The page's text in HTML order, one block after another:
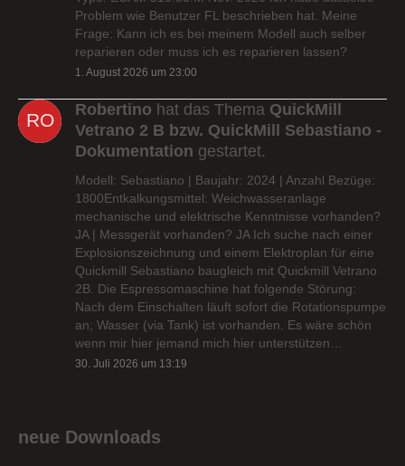
Problem wie Benutzer FL beschrieben hat. Meine
Frage: Kann ich es bei meinem Modell auch selber
reparieren oder muss ich es reparieren lassen?
1. August 2026 um 23:00
Robertino hat das Thema QuickMill
Vetrano 2 B bzw. QuickMill Sebastiano -
Dokumentation gestartet.
Modell: Sebastiano | Baujahr: 2024 | Anzahl Bezüge:
1800Entkalkungsmittel: Weichwasseranlage
mechanische und elektrische Kenntnisse vorhanden?
JA | Messgerät vorhanden? JA Ich suche nach einer
Explosionszeichnung und einem Elektroplan für eine
Quickmill Sebastiano baugleich mit Quickmill Vetrano
2B. Die Espressomaschine hat folgende Störung:
Nach dem Einschalten läuft sofort die Rotationspumpe
an; Wasser (via Tank) ist vorhanden. Es wäre schön
wenn mir hier jemand mich hier unterstützen…
30. Juli 2026 um 13:19
neue Downloads